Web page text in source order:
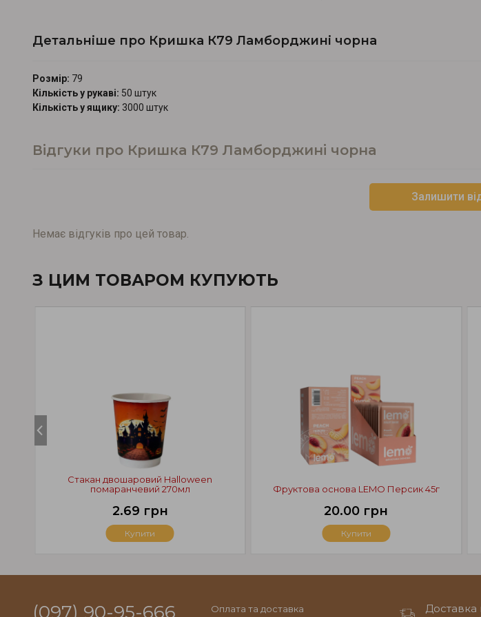
Детальніше про Кришка К79 Ламборджині чорна
Розмір: 79
Кількість у рукаві: 50 штук
Кількість у ящику: 3000 штук
Відгуки про Кришка К79 Ламборджині чорна
Залишити
Немає відгуків про цей товар.
З ЦИМ ТОВАРОМ КУПУЮТЬ
Стакан двошаровий Halloween
помаранчевий 270мл
2.69 грн
Купити
Фруктова основа LEMO Персик 45г
20.00 грн
Купити
(097) 90-95-666 Оплата та доставка Доставка